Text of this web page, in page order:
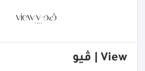
View | ڤيو